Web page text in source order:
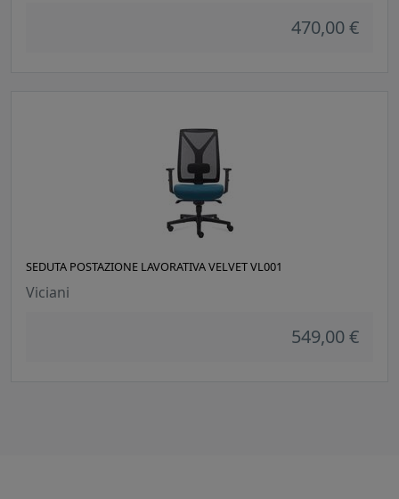
470,00 €
SEDUTA POSTAZIONE LAVORATIVA VELVET VL001
Viciani
549,00 €